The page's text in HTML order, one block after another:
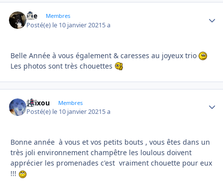
Joe Membres
Posté(e) le 10 janvier 20215 a
Belle Année à vous également & caresses au joyeux trio
Les photos sont très chouettes
felixou Membres
Posté(e) le 10 janvier 20215 a
Bonne année à vous et vos petits bouts , vous êtes dans un
très joli environnement champêtre les loulous doivent
apprécier les promenades c'est vraiment chouette pour eux
!!!